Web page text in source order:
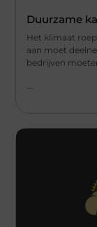
Duurzame
Het klimaat
aan moet
bedrijven